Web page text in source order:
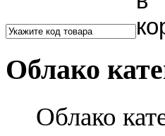
Облако
Облако